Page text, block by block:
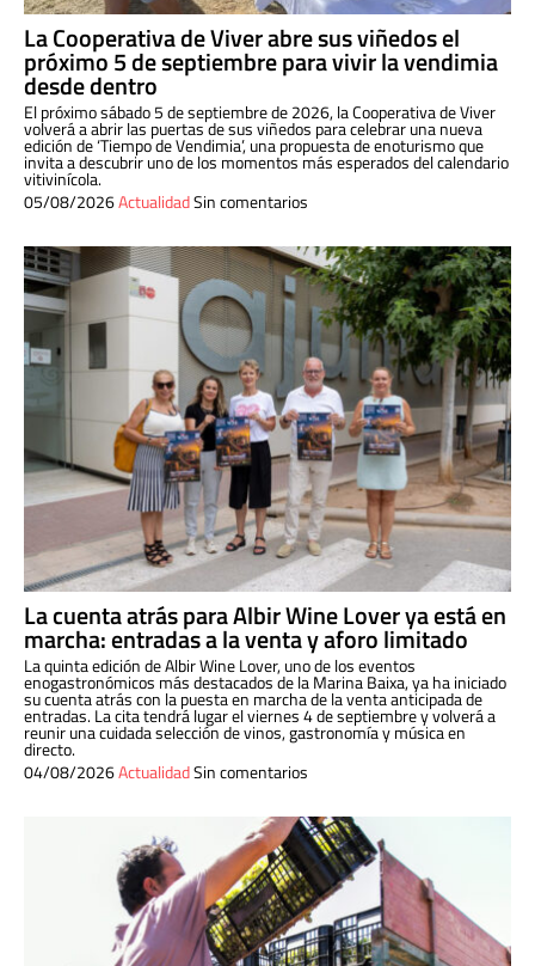
La Cooperativa de Viver abre sus viñedos el
próximo 5 de septiembre para vivir la vendimia
desde dentro
El próximo sábado 5 de septiembre de 2026, la Cooperativa de Viver
volverá a abrir las puertas de sus viñedos para celebrar una nueva
edición de ‘Tiempo de Vendimia’, una propuesta de enoturismo que
invita a descubrir uno de los momentos más esperados del calendario
vitivinícola.
05/08/2026ActualidadSin comentarios
La cuenta atrás para Albir Wine Lover ya está en
marcha: entradas a la venta y aforo limitado
La quinta edición de Albir Wine Lover, uno de los eventos
enogastronómicos más destacados de la Marina Baixa, ya ha iniciado
su cuenta atrás con la puesta en marcha de la venta anticipada de
entradas. La cita tendrá lugar el viernes 4 de septiembre y volverá a
reunir una cuidada selección de vinos, gastronomía y música en
directo.
04/08/2026ActualidadSin comentarios